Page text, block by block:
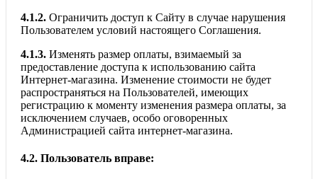
4.1.2. Ограничить доступ к Сайту в случае нарушения
Пользователем условий настоящего Соглашения.
4.1.3. Изменять размер оплаты, взимаемый за
предоставление доступа к использованию сайта
Интернет-магазина. Изменение стоимости не будет
распространяться на Пользователей, имеющих
регистрацию к моменту изменения размера оплаты, за
исключением случаев, особо оговоренных
Администрацией сайта интернет-магазина.
4.2. Пользователь вправе: